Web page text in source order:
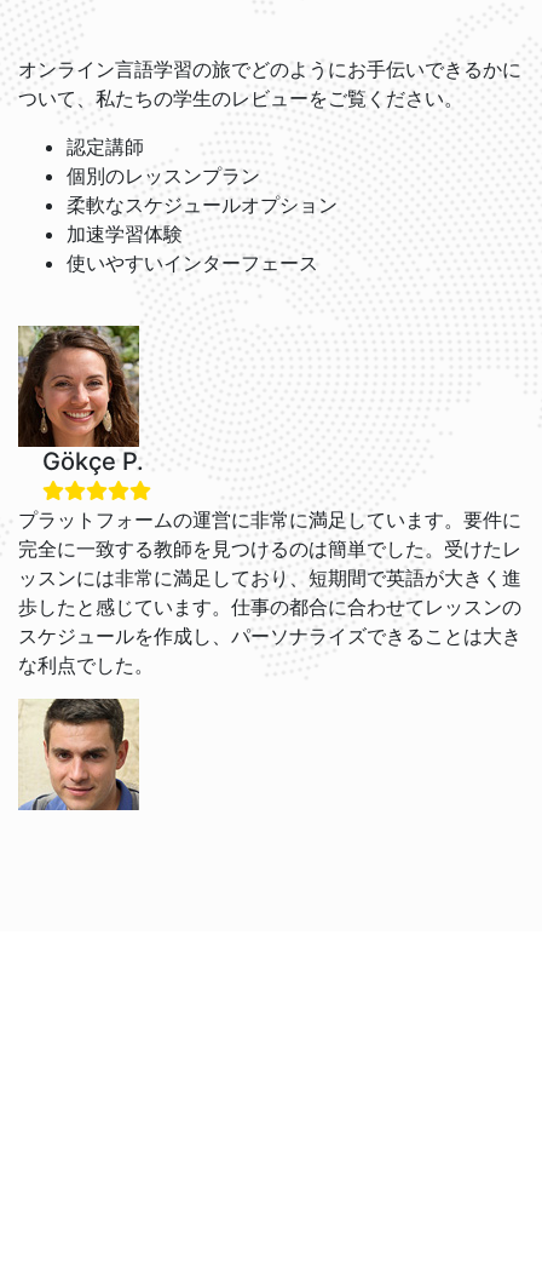
オンライン言語学習の旅でどのようにお手伝いできるかに
ついて、私たちの学生のレビューをご覧ください。
認定講師
個別のレッスンプラン
柔軟なスケジュールオプション
加速学習体験
使いやすいインターフェース
Gökçe P.
プラットフォームの運営に非常に満足しています。要件に
完全に一致する教師を見つけるのは簡単でした。受けたレ
ッスンには非常に満足しており、短期間で英語が大きく進
歩したと感じています。仕事の都合に合わせてレッスンの
スケジュールを作成し、パーソナライズできることは大き
な利点でした。